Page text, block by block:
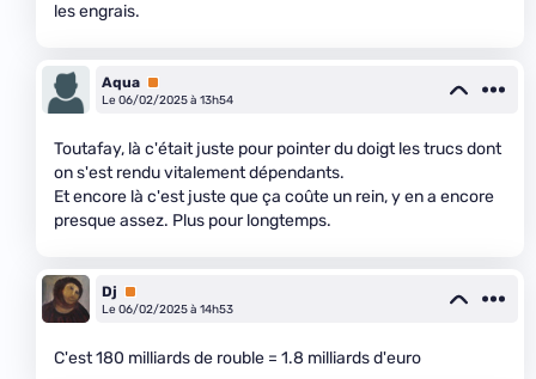
les engrais.
Aqua Premium
Le 06/02/2025 à 13h54
Toutafay, là c'était juste pour pointer du doigt les trucs dont
on s'est rendu vitalement dépendants.
Et encore là c'est juste que ça coûte un rein, y en a encore
presque assez. Plus pour longtemps.
Dj
Premium
Le 06/02/2025 à 14h53
C'est 180 milliards de rouble = 1.8 milliards d'euro